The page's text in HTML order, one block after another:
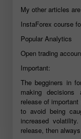
My other articles
InstaForex course
Popular Analytics
Open trading
Important:
The begginers in
making
release of
to avoid being
increased
release, then